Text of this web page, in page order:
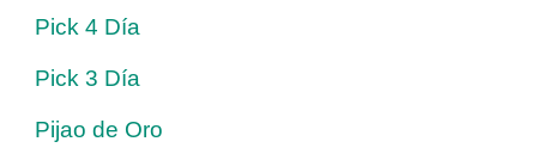
Pick 4 Día
Pick 3 Día
Pijao de Oro